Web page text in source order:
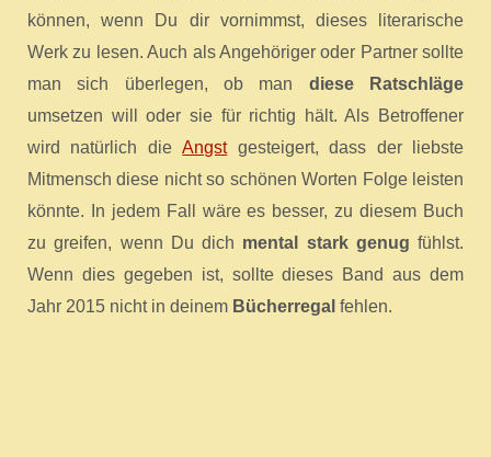
können, wenn Du dir vornimmst, dieses literarische
Werk zu lesen. Auch als Angehöriger oder Partner sollte
man sich überlegen, ob man diese Ratschläge
umsetzen will oder sie für richtig hält. Als Betroffener
wird natürlich dieAngstgesteigert, dass der liebste
Mitmensch diese nicht so schönen Worten Folge leisten
könnte. In jedem Fall wäre es besser, zu diesem Buch
zu greifen, wenn Du dich mental stark genug fühlst.
Wenn dies gegeben ist, sollte dieses Band aus dem
Jahr 2015 nicht in deinem Bücherregal fehlen.